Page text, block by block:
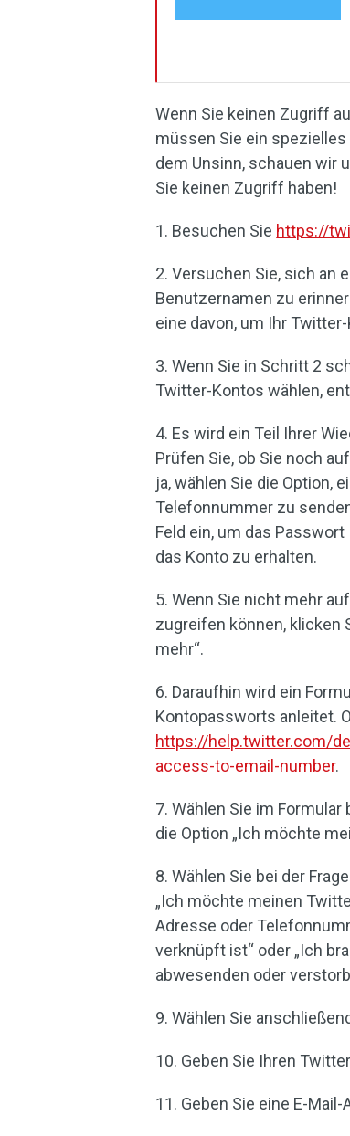
Wenn Sie keinen Zugriff
müssen Sie ein
dem Unsinn, schauen wir
Sie keinen Zugriff haben!
1. Besuchen Sie https://
2. Versuchen Sie, sich an
Benutzernamen zu
eine davon, um Ihr
3. Wenn Sie in Schritt 2
Twitter-Kontos wählen,
4. Es wird ein Teil Ihrer
Prüfen Sie, ob Sie noch
ja, wählen Sie die Option,
Telefonnummer zu
Feld ein, um das
das Konto zu erhalten.
5. Wenn Sie nicht mehr
zugreifen können, klicken
mehr“.
6. Daraufhin wird ein
Kontopassworts anleitet.
https://help.twitter.com/
access-to-email-number.
7. Wählen Sie im
die Option „Ich möchte
8. Wählen Sie bei der
„Ich möchte meinen
Adresse oder
verknüpft ist“ oder „Ich
abwesenden oder
9. Wählen Sie
10. Geben Sie Ihren
11. Geben Sie eine E-